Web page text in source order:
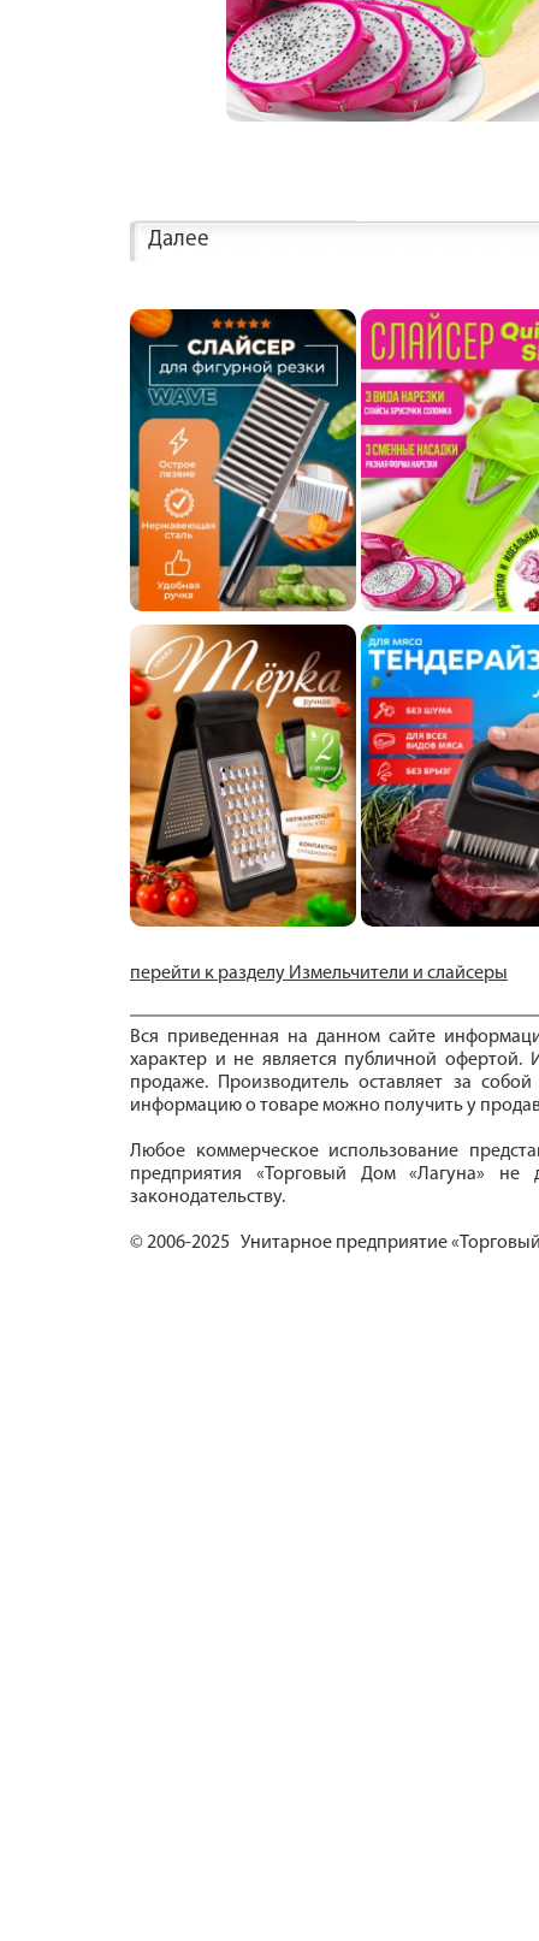
Далее
перейти к разделу Измельчители и слайсеры
Вся приведенная на данном сайте
характер и не является публичной офертой.
продаже. Производитель оставляет за
информацию о товаре можно получить у
Любое коммерческое использование
предприятия «Торговый Дом «Лагуна» не
законодательству.
© 2006-2025 Унитарное предприятие